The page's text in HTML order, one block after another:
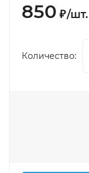
850 ₽/шт.
Количество: